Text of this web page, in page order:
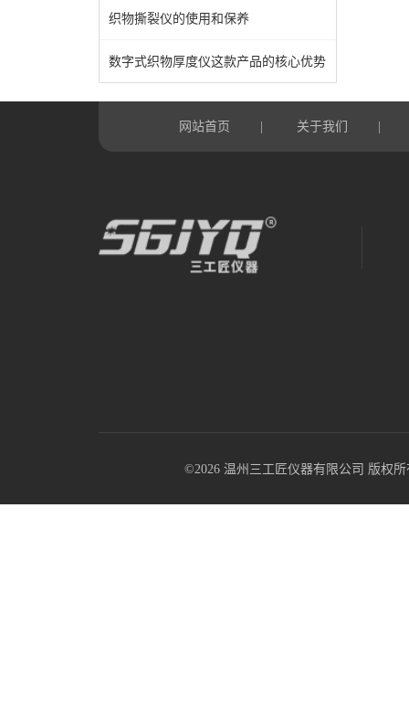
织物撕裂仪的使用和保养
数字式织物厚度仪这款产品的核心优势
网站首页 关于我们
©2026 温州三工匠仪器有限公司 版权所